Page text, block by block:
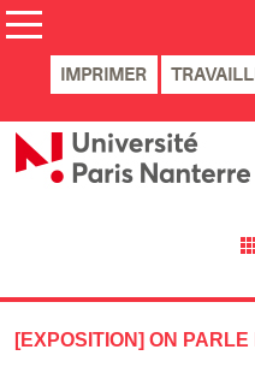
IMPRIMER
[EXPOSITION] ON PARLE